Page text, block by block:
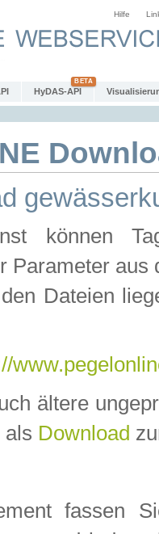
Hilfe
HyDAS-API
können
Parameter aus
Dateien
ältere
als Download
fassen